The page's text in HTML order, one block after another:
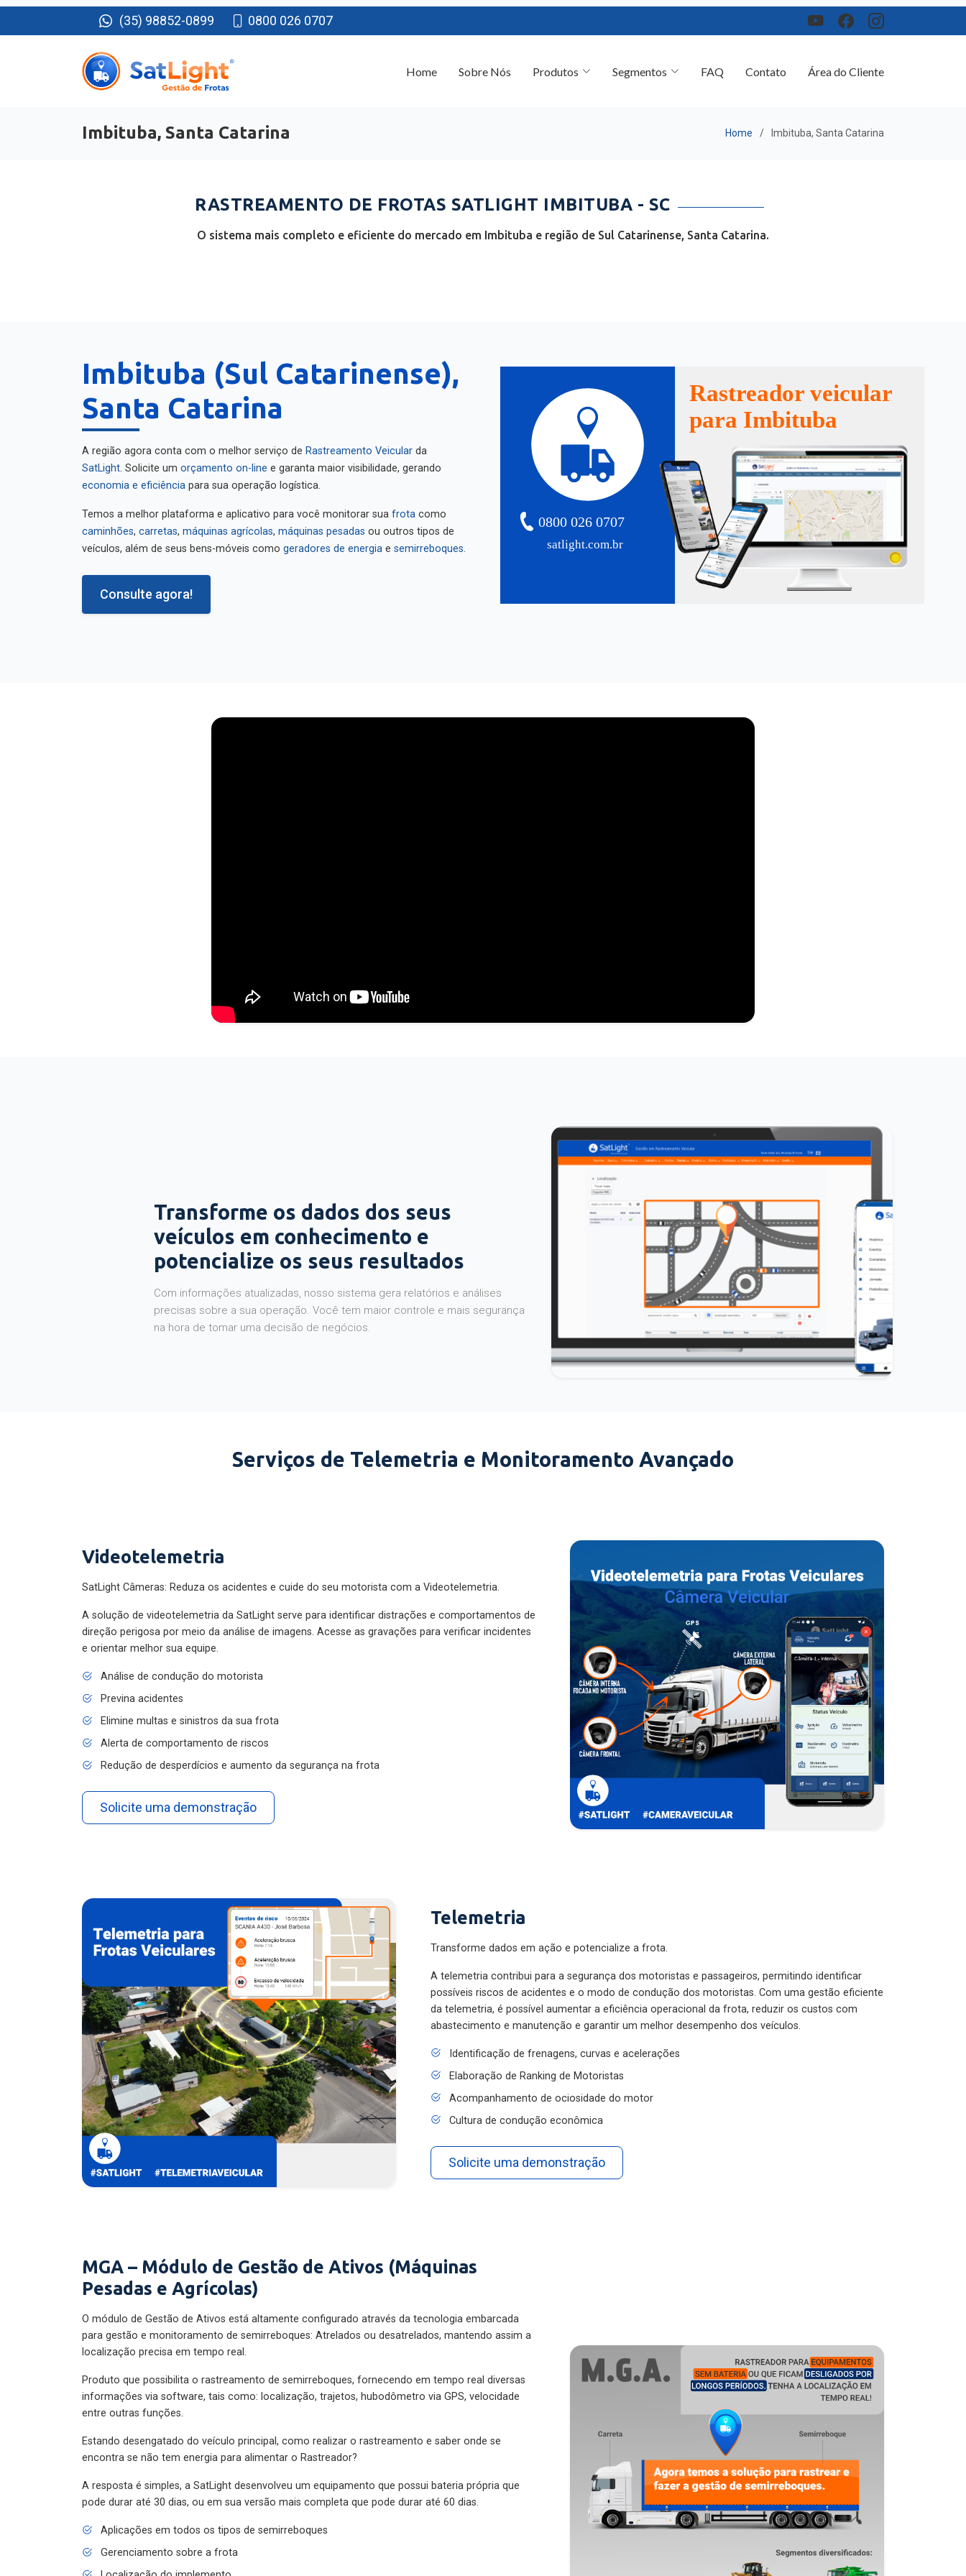
(35) 98852-0899 0800 026 0707
Área do Cliente
Imbituba, Santa Catarina Home Imbituba, Santa Catarina
RASTREAMENTO DE FROTAS SATLIGHT IMBITUBA - SC
O sistema mais completo e eficiente do mercado em Imbituba e região de Sul Catarinense, Santa Catarina.
Imbituba (Sul Catarinense),
Santa Catarina
A região agora conta com o melhor serviço de Rastreamento Veicular da
SatLight . Solicite um orçamento on-line e garanta maior visibilidade, gerando
economia e eficiência para sua operação logística.
Temos a melhor plataforma e aplicativo para você monitorar sua frota como
caminhões carretas máquinas agrícolas máquinas pesadas ou outros tipos de
veículos, além de seus bens-móveis como geradores de energia e semirreboques
Consulte agora!
satlight.com.br
0800 026 0707
Rastreador veicular
para Imbituba
Transforme os dados dos seus
veículos em conhecimento e
potencialize os seus resultados
Com informações atualizadas, nosso sistema gera relatórios e análises
precisas sobre a sua operação. Você tem maior controle e mais segurança
na hora de tomar uma decisão de negócios.
Serviços de Telemetria e Monitoramento Avançado
Videotelemetria
SatLight Câmeras: Reduza os acidentes e cuide do seu motorista com a Videotelemetria.
A solução de videotelemetria da SatLight serve para identificar distrações e comportamentos de
direção perigosa por meio da análise de imagens. Acesse as gravações para verificar incidentes
e orientar melhor sua equipe.
Análise de condução do motorista
Previna acidentes
Elimine multas e sinistros da sua frota
Alerta de comportamento de riscos
Redução de desperdícios e aumento da segurança na frota
Solicite uma demonstração
Telemetria
Transforme dados em ação e potencialize a frota.
A telemetria contribui para a segurança dos motoristas e passageiros, permitindo identificar
possíveis riscos de acidentes e o modo de condução dos motoristas. Com uma gestão eficiente
da telemetria, é possível aumentar a eficiência operacional da frota, reduzir os custos com
abastecimento e manutenção e garantir um melhor desempenho dos veículos.
Identificação de frenagens, curvas e acelerações
Elaboração de Ranking de Motoristas
Acompanhamento de ociosidade do motor
Cultura de condução econômica
Solicite uma demonstração
MGA – Módulo de Gestão de Ativos (Máquinas
Pesadas e Agrícolas)
O módulo de Gestão de Ativos está altamente configurado através da tecnologia embarcada
para gestão e monitoramento de semirreboques: Atrelados ou desatrelados, mantendo assim a
localização precisa em tempo real.
Produto que possibilita o rastreamento de semirreboques, fornecendo em tempo real diversas
informações via software, tais como: localização, trajetos, hubodômetro via GPS, velocidade
entre outras funções.
Estando desengatado do veículo principal, como realizar o rastreamento e saber onde se
encontra se não tem energia para alimentar o Rastreador?
A resposta é simples, a SatLight desenvolveu um equipamento que possui bateria própria que
pode durar até 30 dias, ou em sua versão mais completa que pode durar até 60 dias.
Aplicações em todos os tipos de semirreboques
Gerenciamento sobre a frota
Localização do implemento